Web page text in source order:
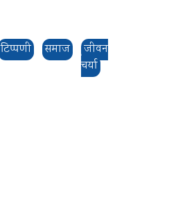
टिप्पणी समाज
जीवन
चर्या